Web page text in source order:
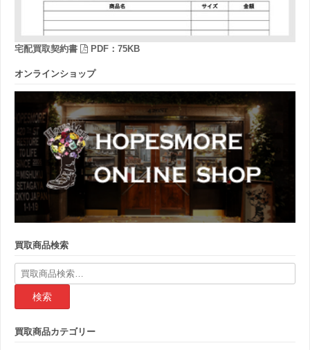
宅配買取契約書 PDF：75KB
オンラインショップ
買取商品検索
検
索
果:
買取商品カテゴリー